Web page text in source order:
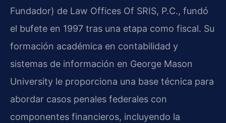
Fundador) de Law Offices Of SRIS, P.C., fundó
el bufete en 1997 tras una etapa como fiscal. Su
formación académica en contabilidad y
sistemas de información en George Mason
University le proporciona una base técnica para
abordar casos penales federales con
componentes financieros, incluyendo la